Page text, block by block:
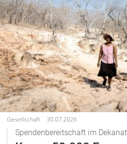
Gesellschaft 30.07.2026
Spendenbereitschaft im